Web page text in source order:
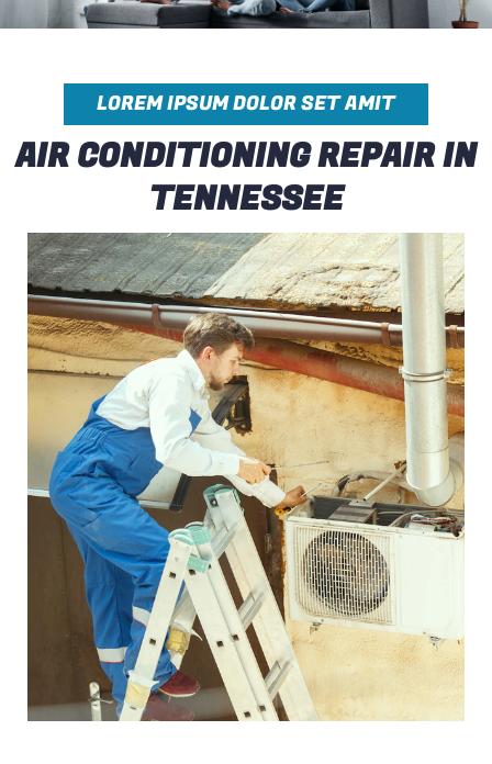
LOREM IPSUM DOLOR SET AMIT
AIR CONDITIONING REPAIR IN
TENNESSEE